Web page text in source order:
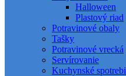
Halloween
Plastový riad
Potravinové obaly
Tašky
Potravinové vrecká
Servírovanie
Kuchynské